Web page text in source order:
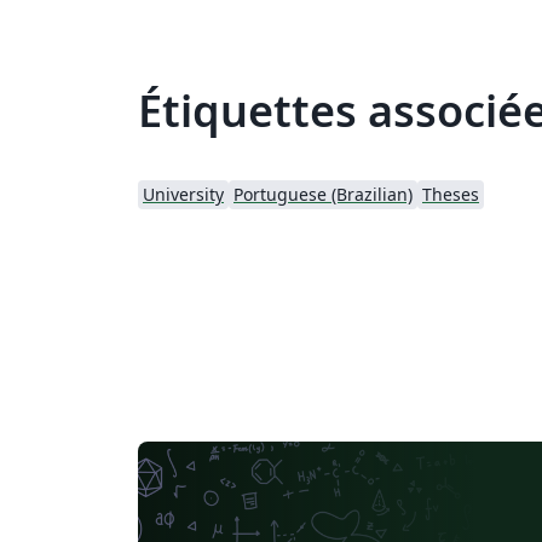
Étiquettes
University Portuguese (Brazilian) Theses